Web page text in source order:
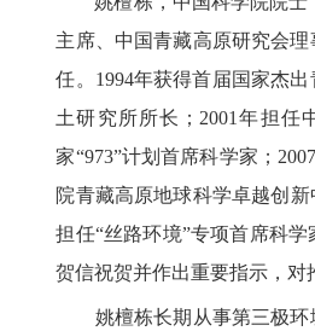
主席、中国青藏高原研究会
任。 1994年获得首届国家杰
土研究所所长； 2001 年担任
家“973”计划首席科学家； 2007
院青藏高原地球科学卓越创
担任“丝路环境”专项首席科学
贺信祝贺并作出重要指示，
姚檀栋长期从事第三极环